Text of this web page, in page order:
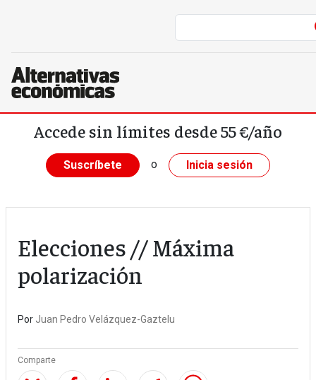
Pasar al contenido principal
Accede sin límites desde 55 €/año
Suscríbete o Inicia sesión
Elecciones // Máxima
polarización
Por Juan Pedro Velázquez-Gaztelu
Comparte